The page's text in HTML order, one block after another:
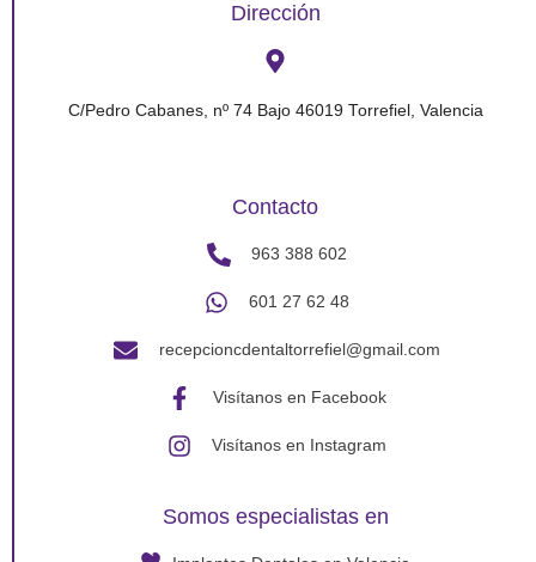
Dirección
C/Pedro Cabanes, nº 74 Bajo 46019 Torrefiel, Valencia
Contacto
963 388 602
601 27 62 48
recepcioncdentaltorrefiel@gmail.com
Visítanos en Facebook
Visítanos en Instagram
Somos especialistas en